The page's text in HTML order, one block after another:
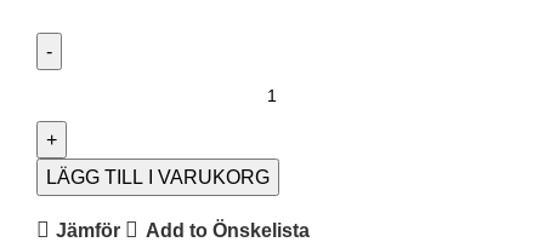
LÄGG TILL I VARUKORG
Jämför Add to Önskelista